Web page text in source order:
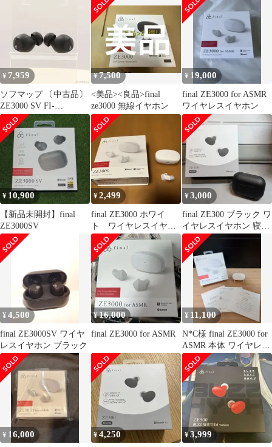
¥ 7,959
ソフマップ 〔中古品〕
ZE3000 SV FI-
ZE3SDPLTW【349】
¥7,500
<美品><良品>final
ze3000 無線イヤホン
¥ 19,000
final ZE3000 for ASMR
ワイヤレスイヤホン
¥ 10,900
【新品未開封】final
ZE3000SV
¥2,499
final ZE3000 ホワイ
ト ワイヤレスイヤホ
ン 本体Lのみ
¥3,000
final ZE300 ブラック ワ
イヤレスイヤホン 寝ホ
ン
¥4,500
final ZE3000SV ワイヤ
レスイヤホン ブラック
¥16,000
final ZE3000 for ASMR
¥ 11,100
N*C様 final ZE3000 for
ASMR 本体 ワイヤレス
イヤホン
¥ 16,000 ¥4,250 ¥3,999